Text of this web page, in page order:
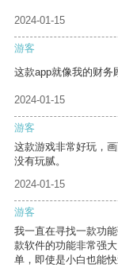
2024-01-15
游客
这款app就像我的财务
2024-01-15
游客
这款游戏非常好玩，
没有玩腻。
2024-01-15
游客
我一直在寻找一款功
款软件的功能非常强
单，即使是小白也能快